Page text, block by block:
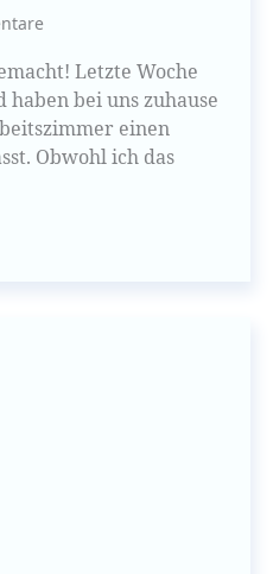
Letzte Woche
bei uns zuhause
einen
Obwohl ich das